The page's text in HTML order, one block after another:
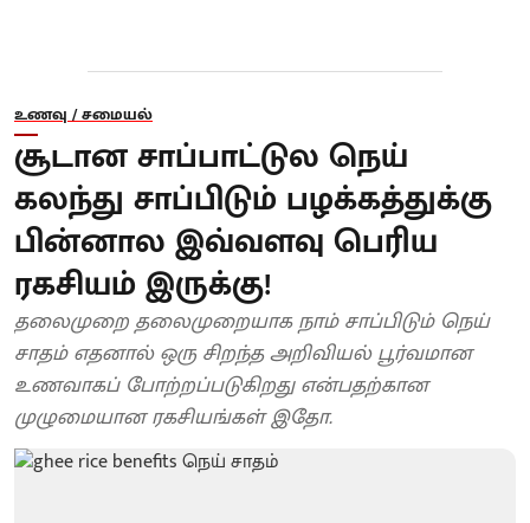
உணவு / சமையல்
சூடான சாப்பாட்டுல நெய்
கலந்து சாப்பிடும் பழக்கத்துக்கு
பின்னால இவ்வளவு பெரிய
ரகசியம் இருக்கு!
தலைமுறை தலைமுறையாக நாம் சாப்பிடும் நெய்
சாதம் எதனால் ஒரு சிறந்த அறிவியல் பூர்வமான
உணவாகப் போற்றப்படுகிறது என்பதற்கான
முழுமையான ரகசியங்கள் இதோ.